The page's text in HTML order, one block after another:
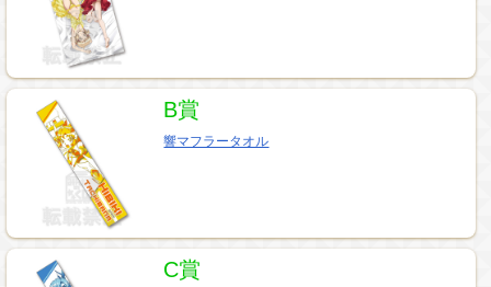
B賞
響マフラータオル
C賞